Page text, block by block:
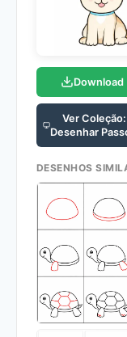
Download
Ver
Desenhar
DESENHOS